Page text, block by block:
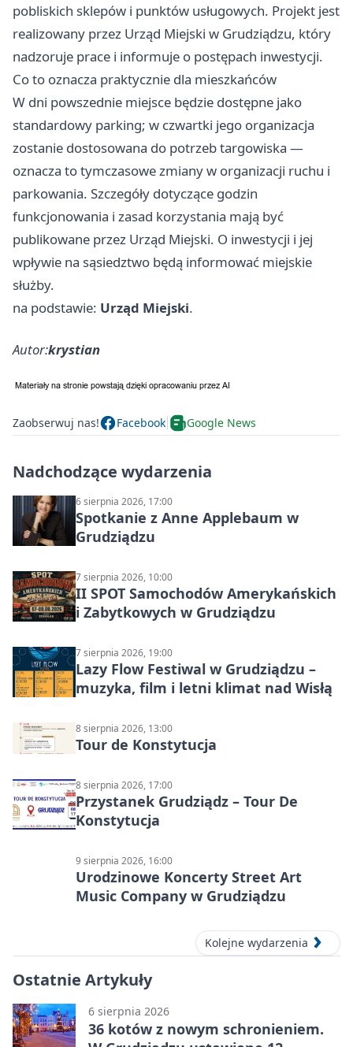
pobliskich sklepów i punktów usługowych. Projekt jest
realizowany przez Urząd Miejski w Grudziądzu, który
nadzoruje prace i informuje o postępach inwestycji.
Co to oznacza praktycznie dla mieszkańców
W dni powszednie miejsce będzie dostępne jako
standardowy parking; w czwartki jego organizacja
zostanie dostosowana do potrzeb targowiska —
oznacza to tymczasowe zmiany w organizacji ruchu i
parkowania. Szczegóły dotyczące godzin
funkcjonowania i zasad korzystania mają być
publikowane przez Urząd Miejski. O inwestycji i jej
wpływie na sąsiedztwo będą informować miejskie
służby.
na podstawie: Urząd Miejski.
Autor:krystian
Zaobserwuj nas! Facebook Google News
Nadchodzące wydarzenia
6 sierpnia 2026, 17:00
Spotkanie z Anne Applebaum w
Grudziądzu
7 sierpnia 2026, 10:00
II SPOT Samochodów Amerykańskich
i Zabytkowych w Grudziądzu
7 sierpnia 2026, 19:00
Lazy Flow Festiwal w Grudziądzu –
muzyka, film i letni klimat nad Wisłą
8 sierpnia 2026, 13:00
Tour de Konstytucja
8 sierpnia 2026, 17:00
Przystanek Grudziądz – Tour De
Konstytucja
9 sierpnia 2026, 16:00
Urodzinowe Koncerty Street Art
Music Company w Grudziądzu
Kolejne wydarzenia
Ostatnie Artykuły
6 sierpnia 2026
36 kotów z nowym schronieniem.